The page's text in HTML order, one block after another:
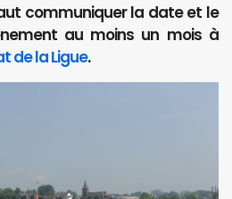
communiquer la date et le
au moins un mois à
de la Ligue.